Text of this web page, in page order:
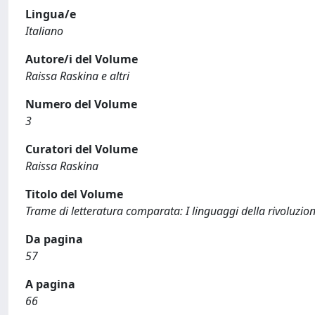
Lingua/e
Italiano
Autore/i del Volume
Raissa Raskina e altri
Numero del Volume
3
Curatori del Volume
Raissa Raskina
Titolo del Volume
Trame di letteratura comparata: I linguaggi della
Da pagina
57
A pagina
66